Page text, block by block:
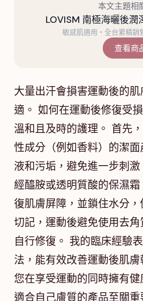
本文主題相
LOVISM 南極海曬後潤
敏感肌適用・全台累積
查看商
大量出汗會損害運動後的
適。 如何在運動後修復受
溫和且及時的護理。 首先
性成分（例如香料）的潔
液和污垢，避免進一步刺
經醯胺或透明質酸的保濕
復肌膚屏障，並鎖住水分，
切記，運動後避免使用去
自行修復。 我的臨床經驗
法，能有效改善運動後肌
您在享受運動的同時擁有
適合自己膚質的產品至關